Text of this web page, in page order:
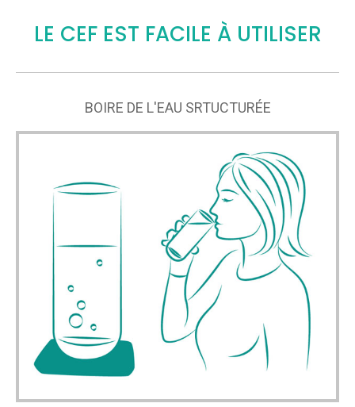
LE CEF EST FACILE À UTILISER
BOIRE DE L'EAU SRTUCTURÉE